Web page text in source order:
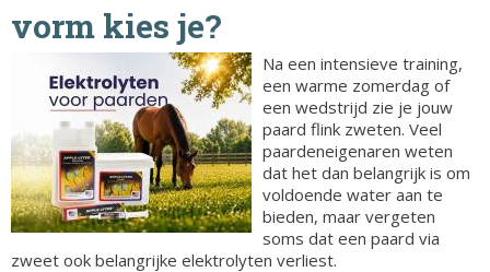
vorm kies je?
Na een intensieve training,
een warme zomerdag of
een wedstrijd zie je jouw
paard flink zweten. Veel
paardeneigenaren weten
dat het dan belangrijk is om
voldoende water aan te
bieden, maar vergeten
soms dat een paard via
zweet ook belangrijke elektrolyten verliest.